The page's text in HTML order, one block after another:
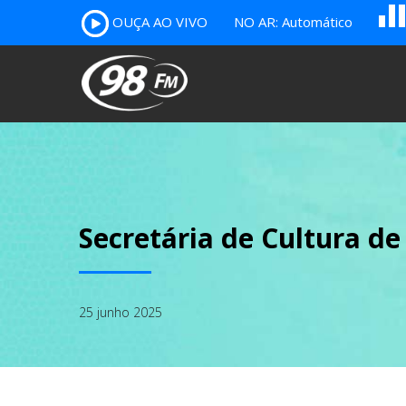
OUÇA AO VIVO NO AR: Automático A
Secretária de Cultura
25 junho 2025